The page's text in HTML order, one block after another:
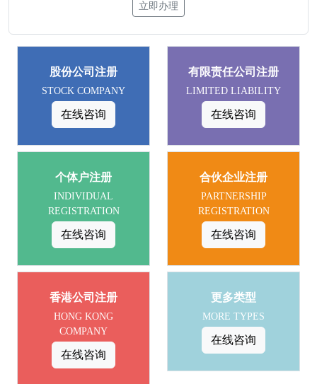
立即办理
股份公司注册
STOCK COMPANY
在线咨询
有限责任公司注册
LIMITED LIABILITY
在线咨询
个体户注册
INDIVIDUAL
REGISTRATION
在线咨询
合伙企业注册
PARTNERSHIP
REGISTRATION
在线咨询
香港公司注册
HONG KONG
COMPANY
在线咨询
更多类型
MORE TYPES
在线咨询